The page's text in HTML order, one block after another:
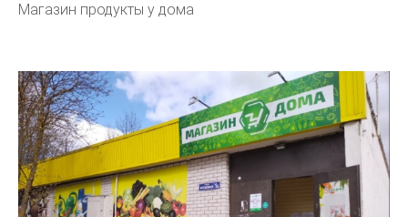
Магазин продукты у дома